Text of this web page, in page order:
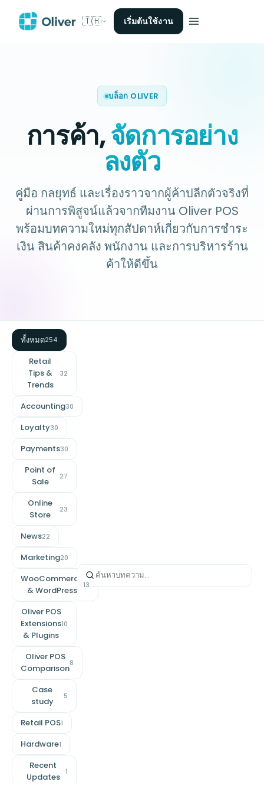
🇹🇭 เริ่มต้นใช้งาน
บล็อก OLIVER
การค้า,จัดการอย่าง
ลงตัว
คู่มือ กลยุทธ์ และเรื่องราวจากผู้ค้าปลีกตัวจริงที่
ผ่านการพิสูจน์แล้วจากทีมงาน Oliver POS
พร้อมบทความใหม่ทุกสัปดาห์เกี่ยวกับการชำระ
เงิน สินค้าคงคลัง พนักงาน และการบริหารร้าน
ค้าให้ดีขึ้น
ทั้งหมด254
Retail
Tips &
Trends
32
Accounting30
Loyalty30
Payments30
Point of
Sale
27
Online
Store
23
News22
Marketing20
WooCommerce
& WordPress
13
Oliver POS
Extensions
& Plugins
10
Oliver POS
Comparison
8
Case
study
5
Retail POS1
Hardware1
Recent
Updates
1